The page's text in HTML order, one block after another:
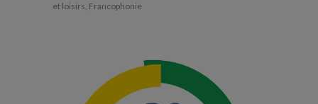
et loisirs, Francophonie